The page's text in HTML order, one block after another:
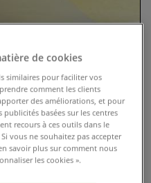
de cookies
similaires pour faciliter vos
comment les clients
des améliorations, et pour
basées sur les centres
recours à ces outils dans le
vous ne souhaitez pas accepter
savoir plus sur comment nous
les cookies ».